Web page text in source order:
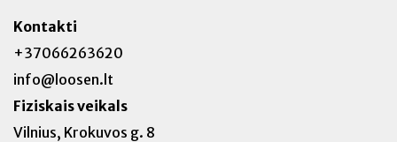
Kontakti
+37066263620
info@loosen.lt
Fiziskais veikals
Vilnius, Krokuvos g. 8